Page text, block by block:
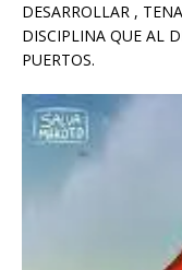
DESARROLLAR ,
DISCIPLINA QUE AL
PUERTOS.